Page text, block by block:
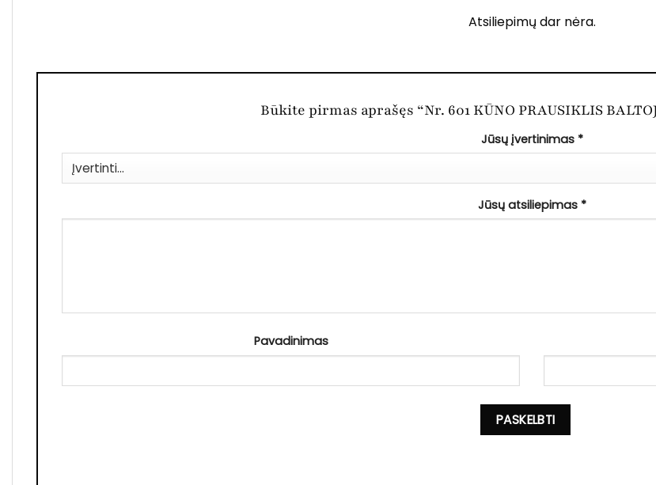
Atsiliepimų dar nėra.
Būkite pirmas aprašęs “Nr. 601 KŪNO PRAUSIKLIS
Jūsų įvertinimas *
Jūsų atsiliepimas *
Pavadinimas